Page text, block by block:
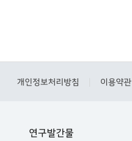
개인정보처리방침 이용약관
연구발간물